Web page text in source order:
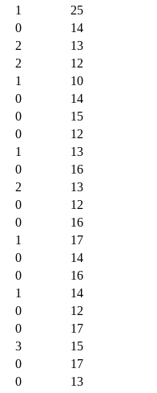
1
25
0
14
2
13
2
12
1
10
0
14
0
15
0
12
1
13
0
16
2
13
0
12
0
16
1
17
0
14
0
16
1
14
0
12
0
17
3
15
0
17
0
13